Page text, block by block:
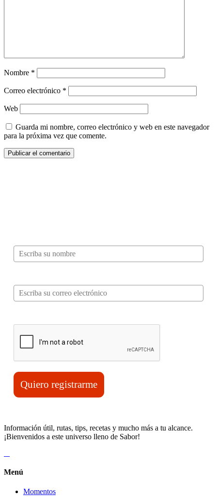
Nombre *
Correo electrónico *
Web
Guarda mi nombre, correo electrónico y web en este navegador
para la próxima vez que comente.
Quiero registrarme
Información útil, rutas, tips, recetas y mucho más a tu alcance.
¡Bienvenidos a este universo lleno de Sabor!
Menú
Momentos